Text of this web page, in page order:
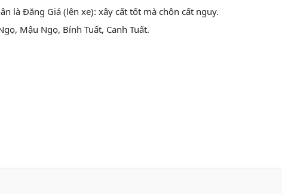
là Đăng Giá (lên xe): xây cất tốt mà chôn cất nguy.
Mậu Ngọ, Bính Tuất, Canh Tuất.